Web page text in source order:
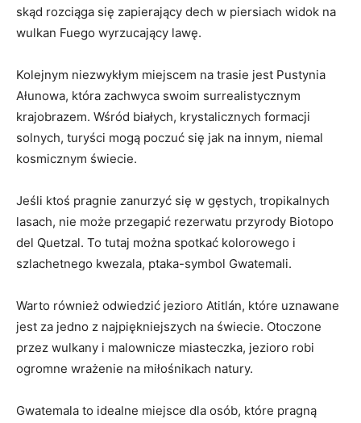
skąd rozciąga się zapierający dech w ⁣piersiach widok na
⁣wulkan⁢ Fuego ‌wyrzucający‌ lawę.
Kolejnym ​niezwykłym ‍miejscem na trasie jest ⁣Pustynia
Ałunowa, która zachwyca swoim surrealistycznym
krajobrazem. Wśród białych, krystalicznych formacji
solnych, turyści mogą poczuć ‍się jak na innym, niemal
kosmicznym świecie.
Jeśli ktoś ​pragnie zanurzyć się w gęstych, tropikalnych
lasach, nie może‌ przegapić rezerwatu przyrody⁣ Biotopo
⁤del Quetzal. To tutaj można spotkać kolorowego i
szlachetnego kwezala, ptaka-symbol Gwatemali.
Warto również ‌odwiedzić jezioro Atitlán, które uznawane⁣
jest za​ jedno z najpiękniejszych na świecie.⁤ Otoczone
przez‍ wulkany i malownicze miasteczka, ⁣jezioro robi
ogromne wrażenie na miłośnikach natury.
Gwatemala‍ to idealne miejsce dla osób, ‍które pragną